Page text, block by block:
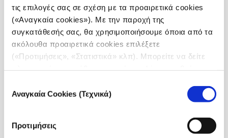
τις επιλογές σας σε σχέση με τα προαιρετικά cookies
(«Αναγκαία cookies»). Με την παροχή της
συγκατάθεσής σας, θα χρησιμοποιήσουμε όποια από τα
ακόλουθα προαιρετικά cookies επιλέξετε
(«Προτιμήσεις», «Στατιστικά» κλπ). Μπορείτε να δείτε
συγκατάθεσης
Αναγκαία Cookies (Τεχνικά)
Προτιμήσεις